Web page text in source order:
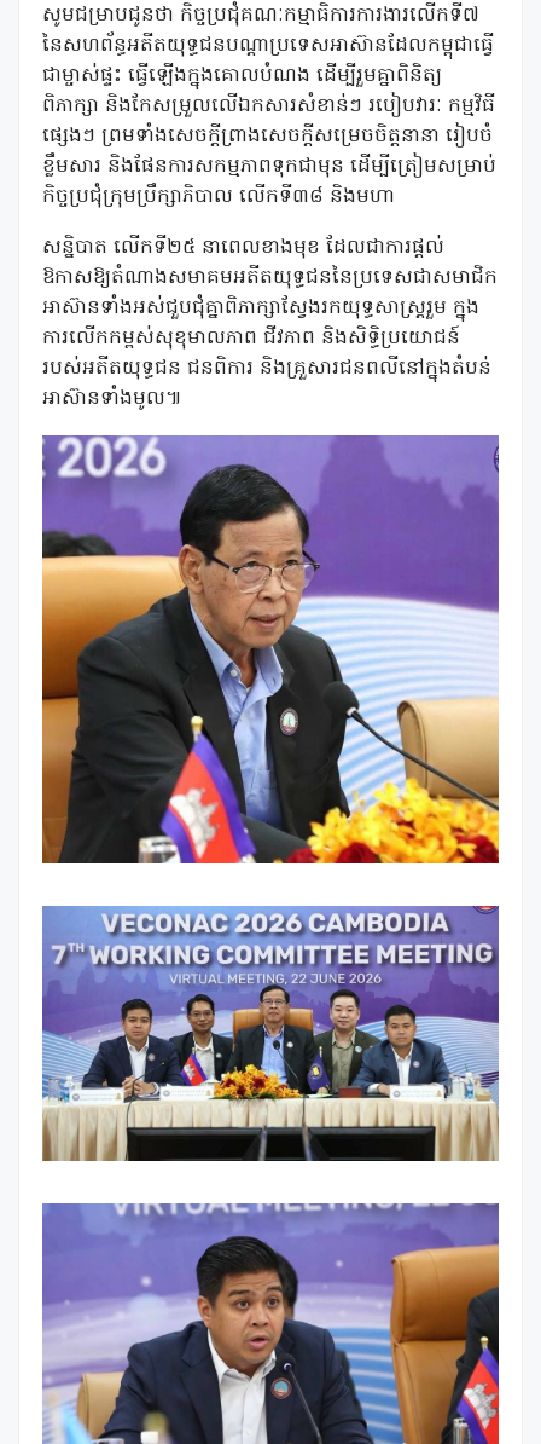
សូមជម្រាបជូនថា កិច្ចប្រជុំគណៈកម្មាធិការការងារលើកទី៧
នៃសហព័ន្ធអតីតយុទ្ធជនបណ្ដាប្រទេសអាស៊ានដែលកម្ពុជាធ្វើ
ជាម្ចាស់ផ្ទះ ធ្វើឡើងក្នុងគោលបំណង ដើម្បីរួមគ្នាពិនិត្យ
ពិភាក្សា និងកែសម្រួលលើឯកសារសំខាន់ៗ របៀបវារៈ កម្មវិធី
ផ្សេងៗ ព្រមទាំងសេចក្តីព្រាងសេចក្តីសម្រេចចិត្តនានា រៀបចំ
ខ្លឹមសារ និងផែនការសកម្មភាពទុកជាមុន ដើម្បីត្រៀមសម្រាប់
កិច្ចប្រជុំក្រុមប្រឹក្សាភិបាល លើកទី៣៨ និងមហា
សន្និបាត លើកទី២៥ នាពេលខាងមុខ ដែលជាការផ្ដល់
ឱកាសឱ្យតំណាងសមាគមអតីតយុទ្ធជននៃប្រទេសជាសមាជិក
អាស៊ានទាំងអស់ជួបជុំគ្នាពិភាក្សាស្វែងរកយុទ្ធសាស្ត្ររួម ក្នុង
ការលើកកម្ពស់សុខុមាលភាព ជីវភាព និងសិទ្ធិប្រយោជន៍
របស់អតីតយុទ្ធជន ជនពិការ និងគ្រួសារជនពលីនៅក្នុងតំបន់
អាស៊ានទាំងមូល៕